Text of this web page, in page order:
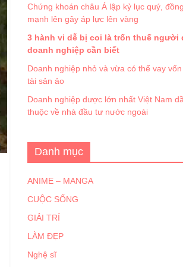
Chứng khoán châu Á lập kỷ lục quý,
mạnh lên gây áp lực lên vàng
3 hành vi dễ bị coi là trốn thuế người
doanh nghiệp cần biết
Doanh nghiệp nhỏ và vừa có thể vay
tài sản ảo
Doanh nghiệp dược lớn nhất Việt Nam
thuộc về nhà đầu tư nước ngoài
Danh mục
ANIME – MANGA
CUỘC SỐNG
GIẢI TRÍ
LÀM ĐẸP
Nghệ sĩ